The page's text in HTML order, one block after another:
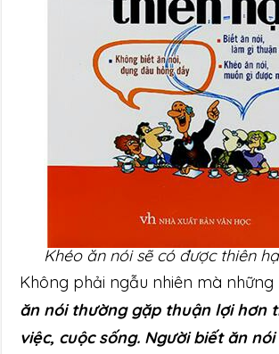
Khéo ăn nói sẽ có được thiên
Không phải ngẫu nhiên mà những
ăn nói thường gặp thuận lợi hơn
việc, cuộc sống. Người biết ăn